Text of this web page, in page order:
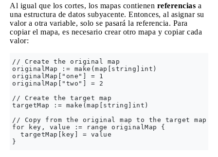
Al igual que los cortes, los mapas contienen referencias a
una estructura de datos subyacente. Entonces, al asignar su
valor a otra variable, solo se pasará la referencia. Para
copiar el mapa, es necesario crear otro mapa y copiar cada
valor:
// Create the original map
originalMap := make(map[string]int)
originalMap["one"] = 1
originalMap["two"] = 2
// Create the target map
targetMap := make(map[string]int)
// Copy from the original map to the target map
for key, value := range originalMap {
  targetMap[key] = value